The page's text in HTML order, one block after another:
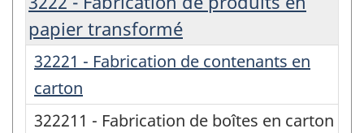
papier transformé
32221 - Fabrication de contenants en
carton
322211 - Fabrication de boîtes en carton